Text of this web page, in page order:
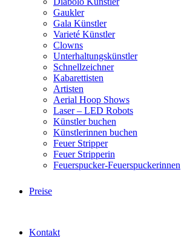
Gaukler
Gala Künstler
Varieté Künstler
Clowns
Unterhaltungskünstler
Schnellzeichner
Kabarettisten
Artisten
Aerial Hoop Shows
Laser – LED Robots
Künstler buchen
Künstlerinnen buchen
Feuer Stripper
Feuer Stripperin
Feuerspucker-Feuerspuckerinnen
Preise
Kontakt